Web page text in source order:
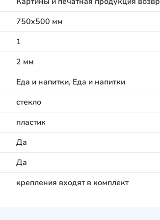
750x500 мм
1
2 мм
Еда и напитки, Еда и напитки
стекло
пластик
Да
Да
крепления входят в комплект